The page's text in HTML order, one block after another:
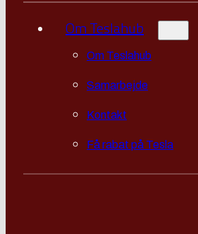
Om Teslahub
Om Teslahub
Samarbejde
Kontakt
Få rabat på Tesla